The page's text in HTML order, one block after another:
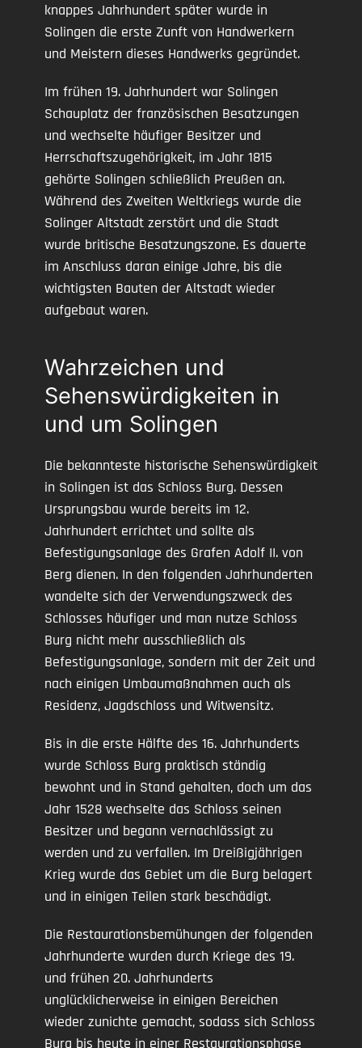
knappes Jahrhundert später wurde in
Solingen die erste Zunft von Handwerkern
und Meistern dieses Handwerks gegründet.
Im frühen 19. Jahrhundert war Solingen
Schauplatz der französischen Besatzungen
und wechselte häufiger Besitzer und
Herrschaftszugehörigkeit, im Jahr 1815
gehörte Solingen schließlich Preußen an.
Während des Zweiten Weltkriegs wurde die
Solinger Altstadt zerstört und die Stadt
wurde britische Besatzungszone. Es dauerte
im Anschluss daran einige Jahre, bis die
wichtigsten Bauten der Altstadt wieder
aufgebaut waren.
Wahrzeichen und
Sehenswürdigkeiten in
und um Solingen
Die bekannteste historische Sehenswürdigkeit
in Solingen ist das Schloss Burg. Dessen
Ursprungsbau wurde bereits im 12.
Jahrhundert errichtet und sollte als
Befestigungsanlage des Grafen Adolf II. von
Berg dienen. In den folgenden Jahrhunderten
wandelte sich der Verwendungszweck des
Schlosses häufiger und man nutze Schloss
Burg nicht mehr ausschließlich als
Befestigungsanlage, sondern mit der Zeit und
nach einigen Umbaumaßnahmen auch als
Residenz, Jagdschloss und Witwensitz.
Bis in die erste Hälfte des 16. Jahrhunderts
wurde Schloss Burg praktisch ständig
bewohnt und in Stand gehalten, doch um das
Jahr 1528 wechselte das Schloss seinen
Besitzer und begann vernachlässigt zu
werden und zu verfallen. Im Dreißigjährigen
Krieg wurde das Gebiet um die Burg belagert
und in einigen Teilen stark beschädigt.
Die Restaurationsbemühungen der folgenden
Jahrhunderte wurden durch Kriege des 19.
und frühen 20. Jahrhunderts
unglücklicherweise in einigen Bereichen
wieder zunichte gemacht, sodass sich Schloss
Burg bis heute in einer Restaurationsphase